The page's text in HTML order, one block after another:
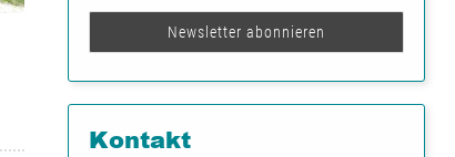
Kontakt